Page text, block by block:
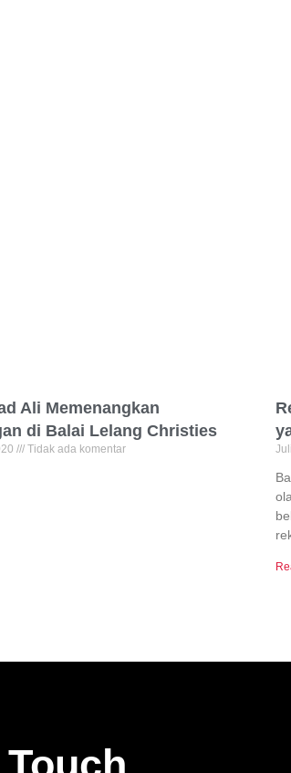
Ali Memenangkan
di Balai Lelang Christies
Tidak ada komentar